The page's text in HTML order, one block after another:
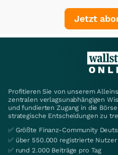
Jetzt
Profitieren Sie von unserem
zentralen verlagsunabhängigen
und fundierten Zugang in die
strategische Entscheidungen zu
✅ Größte Finanz-Community
✅ über 550.000 registrierte Nutzer
✅ rund 2.000 Beiträge pro Tag